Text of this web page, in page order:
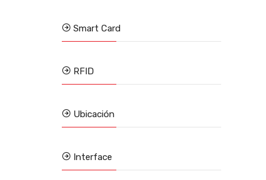
Smart Card
RFID
Ubicación
Interface